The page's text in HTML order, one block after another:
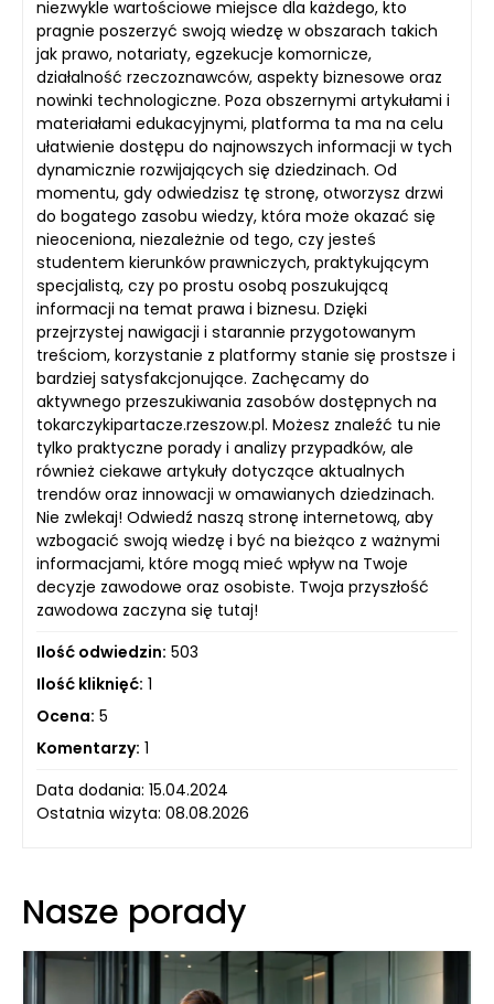
niezwykle wartościowe miejsce dla każdego, kto
pragnie poszerzyć swoją wiedzę w obszarach takich
jak prawo, notariaty, egzekucje komornicze,
działalność rzeczoznawców, aspekty biznesowe oraz
nowinki technologiczne. Poza obszernymi artykułami i
materiałami edukacyjnymi, platforma ta ma na celu
ułatwienie dostępu do najnowszych informacji w tych
dynamicznie rozwijających się dziedzinach. Od
momentu, gdy odwiedzisz tę stronę, otworzysz drzwi
do bogatego zasobu wiedzy, która może okazać się
nieoceniona, niezależnie od tego, czy jesteś
studentem kierunków prawniczych, praktykującym
specjalistą, czy po prostu osobą poszukującą
informacji na temat prawa i biznesu. Dzięki
przejrzystej nawigacji i starannie przygotowanym
treściom, korzystanie z platformy stanie się prostsze i
bardziej satysfakcjonujące. Zachęcamy do
aktywnego przeszukiwania zasobów dostępnych na
tokarczykipartacze.rzeszow.pl. Możesz znaleźć tu nie
tylko praktyczne porady i analizy przypadków, ale
również ciekawe artykuły dotyczące aktualnych
trendów oraz innowacji w omawianych dziedzinach.
Nie zwlekaj! Odwiedź naszą stronę internetową, aby
wzbogacić swoją wiedzę i być na bieżąco z ważnymi
informacjami, które mogą mieć wpływ na Twoje
decyzje zawodowe oraz osobiste. Twoja przyszłość
zawodowa zaczyna się tutaj!
Ilość odwiedzin: 503
Ilość kliknięć: 1
Ocena: 5
Komentarzy: 1
Data dodania: 15.04.2024
Ostatnia wizyta: 08.08.2026
Nasze porady